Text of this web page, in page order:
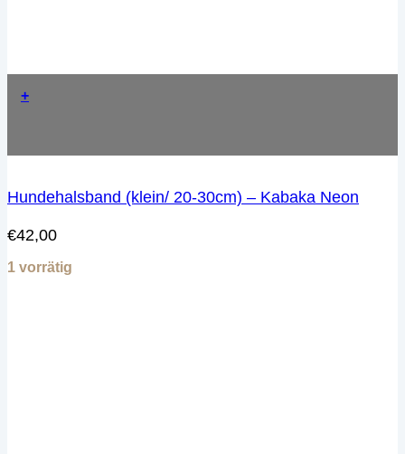
+
Hundehalsband (klein/ 20-30cm) – Kabaka Neon
€42,00
1 vorrätig